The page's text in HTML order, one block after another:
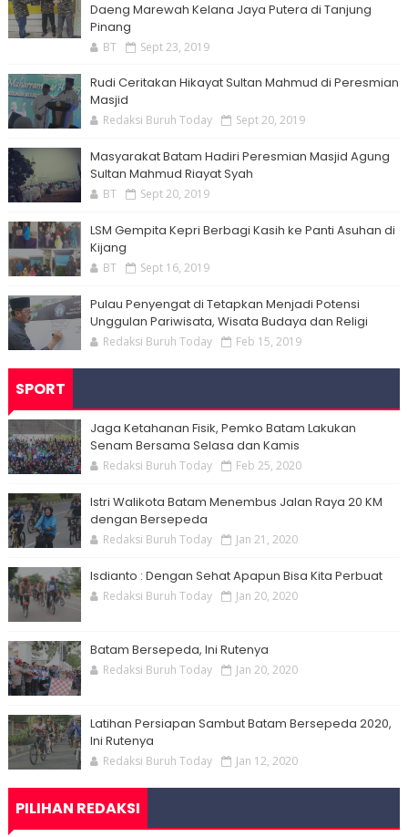
Daeng Marewah Kelana Jaya Putera di Tanjung
Pinang
BT Sept 23, 2019
Rudi Ceritakan Hikayat Sultan Mahmud di Peresmian
Masjid
Redaksi Buruh Today Sept 20, 2019
Masyarakat Batam Hadiri Peresmian Masjid Agung
Sultan Mahmud Riayat Syah
BT Sept 20, 2019
LSM Gempita Kepri Berbagi Kasih ke Panti Asuhan di
Kijang
BT Sept 16, 2019
Pulau Penyengat di Tetapkan Menjadi Potensi
Unggulan Pariwisata, Wisata Budaya dan Religi
Redaksi Buruh Today Feb 15, 2019
SPORT
Jaga Ketahanan Fisik, Pemko Batam Lakukan
Senam Bersama Selasa dan Kamis
Redaksi Buruh Today Feb 25, 2020
Istri Walikota Batam Menembus Jalan Raya 20 KM
dengan Bersepeda
Redaksi Buruh Today Jan 21, 2020
Isdianto : Dengan Sehat Apapun Bisa Kita Perbuat
Redaksi Buruh Today Jan 20, 2020
Batam Bersepeda, Ini Rutenya
Redaksi Buruh Today Jan 20, 2020
Latihan Persiapan Sambut Batam Bersepeda 2020,
Ini Rutenya
Redaksi Buruh Today Jan 12, 2020
PILIHAN REDAKSI